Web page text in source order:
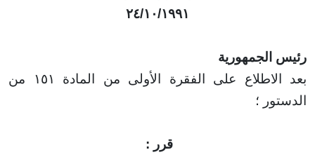
٢٤/١٠/١٩٩١
بعد الاطلاع على الفقرة الأولى من المادة ١٥١ من
؛